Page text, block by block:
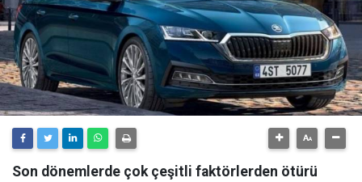
Son dönemlerde çok çeşitli faktörlerden ötürü